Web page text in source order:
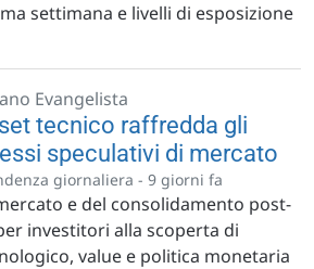
settimana e livelli di esposizione
Evangelista
tecnico raffredda gli
speculativi di mercato
giornaliera - 9 giorni fa
e del consolidamento post-
investitori alla scoperta di
value e politica monetaria